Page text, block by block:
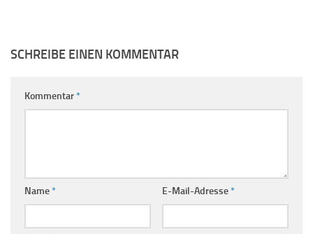
SCHREIBE EINEN KOMMENTAR
Kommentar*
Name* E-Mail-Adresse*